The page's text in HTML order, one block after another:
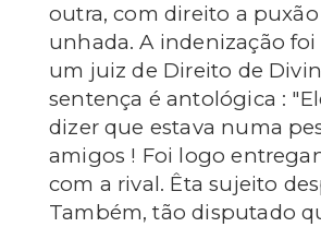
outra, com direito a
unhada. A indenização
um juiz de Direito de
sentença é antológica :
dizer que estava numa
amigos ! Foi logo
com a rival. Êta sujeito
Também, tão disputado